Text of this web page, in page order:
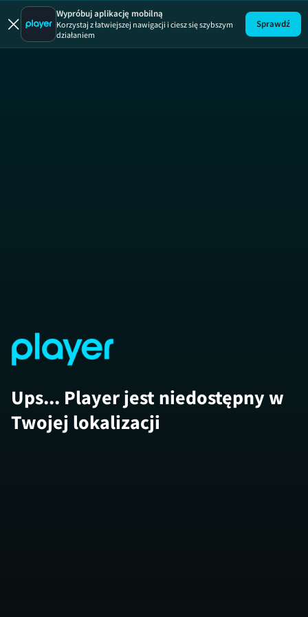
Premiera
Wypróbuj aplikację mobilną
Korzystaj z łatwiejszej nawigacji i ciesz się szybszym
działaniem
Sprawdź
Ups... Player jest niedostępny w
Twojej lokalizacji